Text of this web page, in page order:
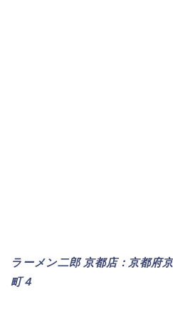
ラーメン二郎 京都店：京都府
町４